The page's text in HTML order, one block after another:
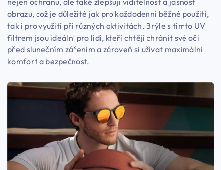
obrazu, což je důležité jak pro každodenní běžné použití,
tak i pro využití při různých aktivitách. Brýle s tímto UV
filtrem jsou ideální pro lidi, kteří chtějí chránit své oči
před slunečním zářením a zároveň si užívat maximální
komfort a bezpečnost.